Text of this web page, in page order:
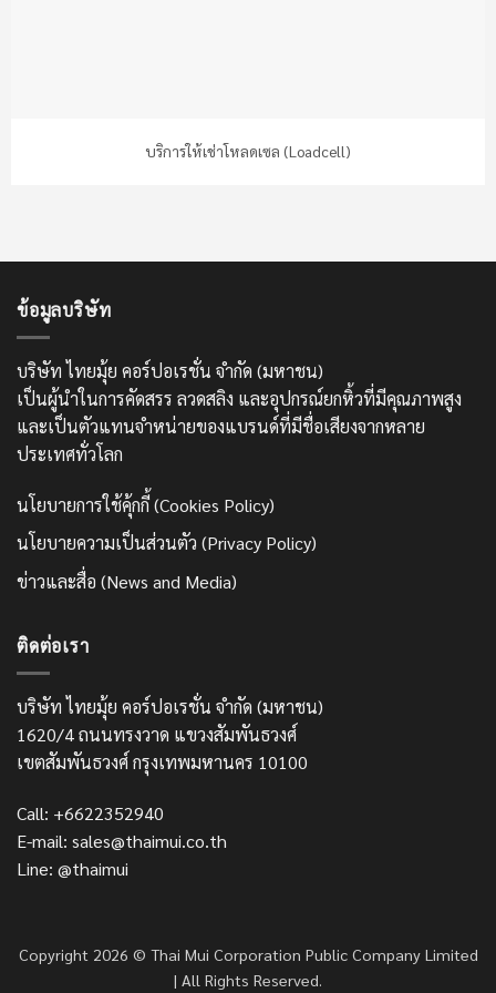
บริการให้เช่าโหลดเซล (Loadcell)
ข้อมูลบริษัท
บริษัท ไทยมุ้ย คอร์ปอเรชั่น จำกัด (มหาชน)
เป็นผู้นำในการคัดสรร ลวดสลิง และอุปกรณ์ยกหิ้วที่มีคุณภาพสูง
และเป็นตัวแทนจำหน่ายของแบรนด์ที่มีชื่อเสียงจากหลาย
ประเทศทั่วโลก
นโยบายการใช้คุ้กกี้ (Cookies Policy)
นโยบายความเป็นส่วนตัว (Privacy Policy)
ข่าวและสื่อ (News and Media)
ติดต่อเรา
บริษัท ไทยมุ้ย คอร์ปอเรชั่น จำกัด (มหาชน)
1620/4 ถนนทรงวาด แขวงสัมพันธวงศ์
เขตสัมพันธวงศ์ กรุงเทพมหานคร 10100
Call: +6622352940
E-mail: sales@thaimui.co.th
Line: @thaimui
Copyright 2026 © Thai Mui Corporation Public Company Limited
| All Rights Reserved.